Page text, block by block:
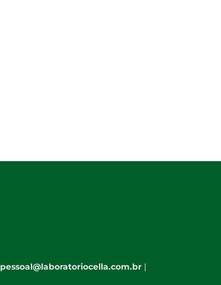
pessoal@laboratoriocella.com.br |